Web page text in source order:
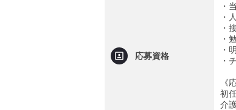
応募資格
・
・
・
・
・
・
《
初
介